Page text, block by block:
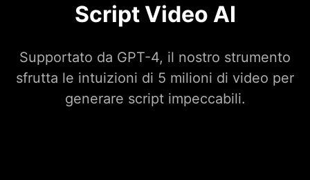
Script Video AI
Supportato da GPT-4, il nostro strumento
sfrutta le intuizioni di 5 milioni di video per
generare script impeccabili.